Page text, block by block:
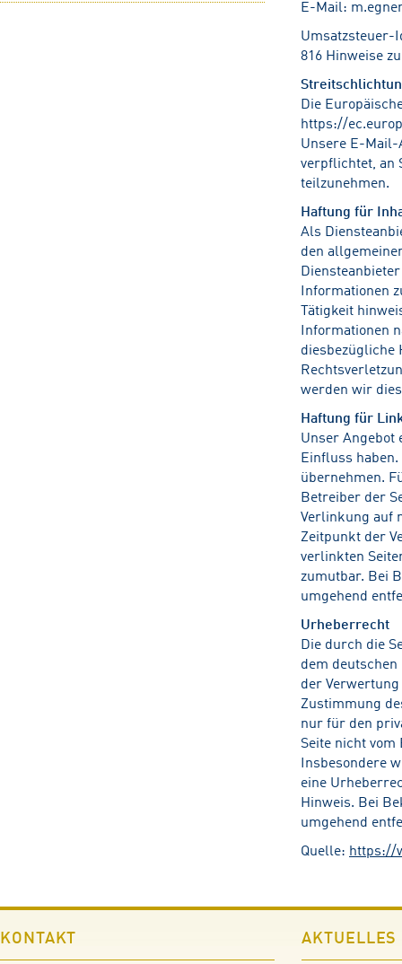
E-Mail:
Umsatzsteuer-
816 Hinweise
Die
https://
Unsere E-Mail-
verpflichtet, an
teilzunehmen.
Haftung für
Als
den
Informationen
Tätigkeit
Informationen
diesbezügliche
werden wir
Haftung für
Unser Angebot
Einfluss
übernehmen.
Betreiber der
Verlinkung auf
Zeitpunkt der
verlinkten
zumutbar. Bei
umgehend
Urheberrecht
Die durch die
dem
der
Zustimmung
nur für den
Seite nicht
Insbesondere
eine
Hinweis. Bei
umgehend
Quelle: https://
KONTAKT AKTUELLES